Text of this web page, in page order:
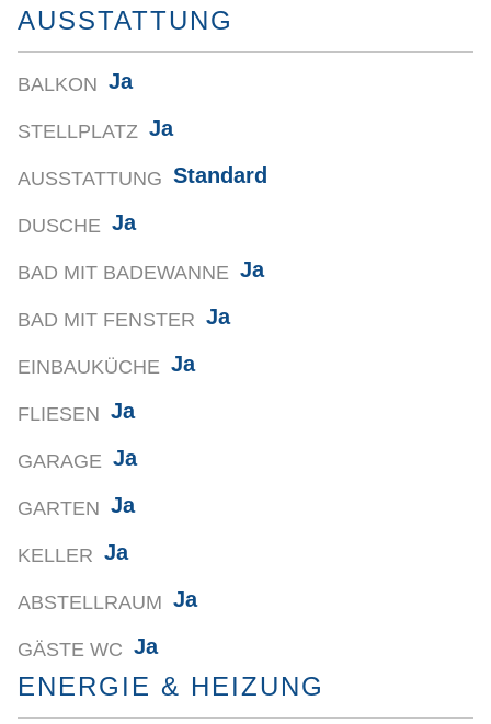
AUSSTATTUNG
BALKON Ja
STELLPLATZ Ja
AUSSTATTUNG Standard
DUSCHE Ja
BAD MIT BADEWANNE Ja
BAD MIT FENSTER Ja
EINBAUKÜCHE Ja
FLIESEN Ja
GARAGE Ja
GARTEN Ja
KELLER Ja
ABSTELLRAUM Ja
GÄSTE WC Ja
ENERGIE & HEIZUNG